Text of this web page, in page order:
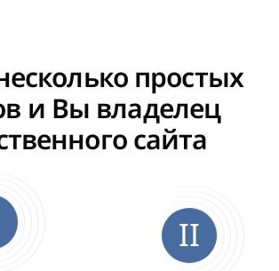
простых
и Вы владелец
сайта
II